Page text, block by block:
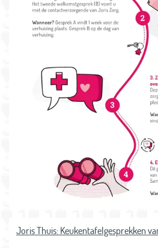
Joris Thuis: Keukentafelgesprekken